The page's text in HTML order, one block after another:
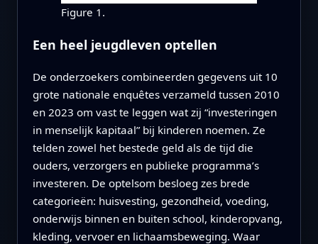
Figure 1.
Een heel jeugdleven optellen
De onderzoekers combineerden gegevens uit 10
grote nationale enquêtes verzameld tussen 2010
en 2023 om vast te leggen wat zij “investeringen
in menselijk kapitaal” bij kinderen noemen. Ze
telden zowel het bestede geld als de tijd die
ouders, verzorgers en publieke programma’s
investeren. De optelsom besloeg zes brede
categorieën: huisvesting, gezondheid, voeding,
onderwijs binnen en buiten school, kinderopvang,
kleding, vervoer en lichaamsbeweging. Waar